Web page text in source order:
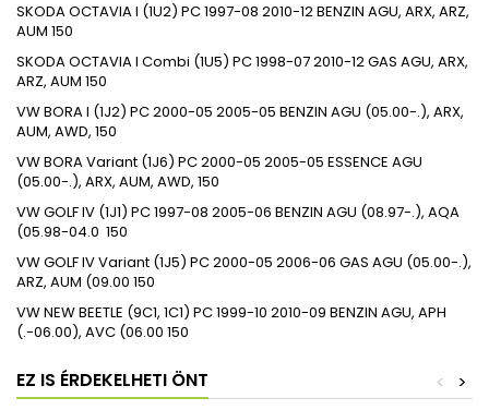
SKODAOCTAVIA I (1U2) PC1997-08 2010-12BENZIN AGU, ARX, ARZ,
AUM 150
SKODAOCTAVIA I Combi (1U5) PC1998-072010-12GAS AGU, ARX,
ARZ, AUM 150
VWBORA I (1J2) PC2000-05 2005-05 BENZIN AGU (05.00-.), ARX,
AUM, AWD, 150
VWBORA Variant (1J6) PC2000-05 2005-05 ESSENCE AGU
(05.00-.), ARX, AUM, AWD, 150
VWGOLF IV (1J1) PC1997-08 2005-06 BENZIN AGU (08.97-.), AQA
(05.98-04.0 150
VWGOLF IV Variant (1J5) PC2000-05 2006-06 GAS AGU (05.00-.),
ARZ, AUM (09.00 150
VWNEW BEETLE (9C1, 1C1) PC1999-10 2010-09 BENZIN AGU, APH
(.-06.00), AVC (06.00 150
EZ IS ÉRDEKELHETI ÖNT >
<